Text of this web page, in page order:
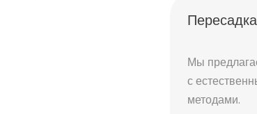
Мы
с
методами.